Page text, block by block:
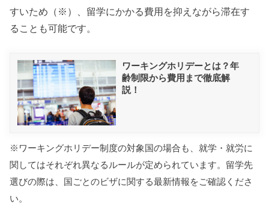
すいため（※）、留学にかかる費用を抑えながら滞在す
ることも可能です。
ワーキングホリデーとは？年
齢制限から費用まで徹底解
説！
※ワーキングホリデー制度の対象国の場合も、就学・就労に
関してはそれぞれ異なるルールが定められています。留学先
選びの際は、国ごとのビザに関する最新情報をご確認くださ
い。